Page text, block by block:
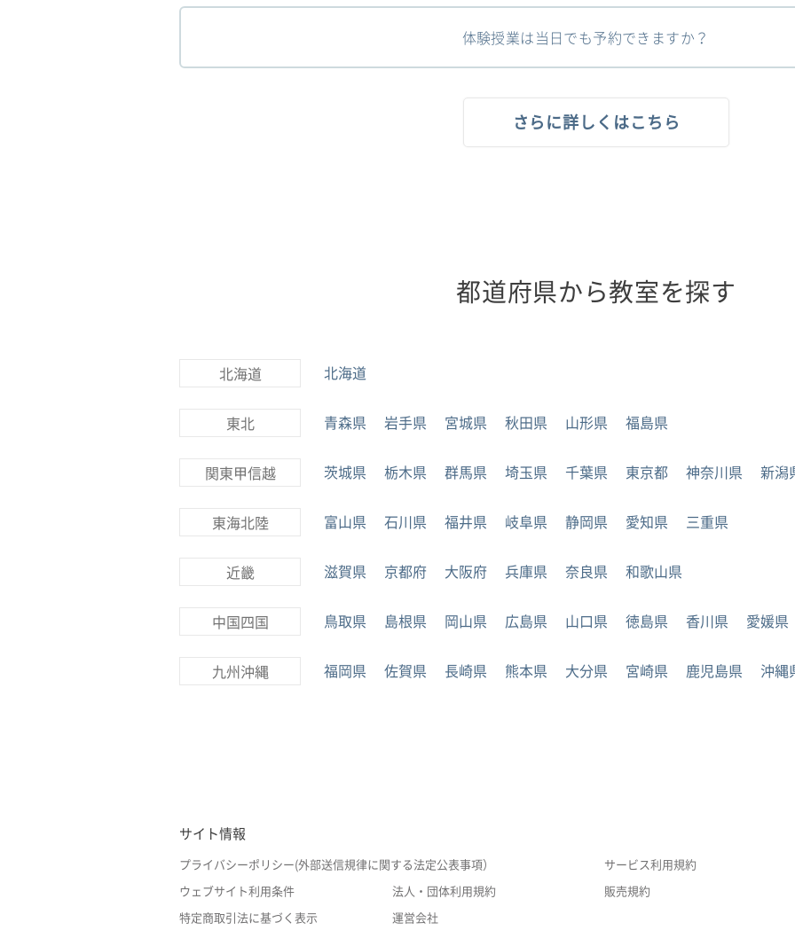
体験授業は当日でも予約できますか？
さらに詳しくはこちら
都道府県から教室を探す
北海道 北海道
東北 青森県 岩手県 宮城県 秋田県 山形県 福島県
関東甲信越 茨城県 栃木県 群馬県 埼玉県 千葉県 東京都 神奈川県 新潟
東海北陸 富山県 石川県 福井県 岐阜県 静岡県 愛知県 三重県
近畿 滋賀県 京都府 大阪府 兵庫県 奈良県 和歌山県
中国四国 鳥取県 島根県 岡山県 広島県 山口県 徳島県 香川県 愛媛県
九州沖縄 福岡県 佐賀県 長崎県 熊本県 大分県 宮崎県 鹿児島県 沖縄
サイト情報
プライバシーポリシー(外部送信規律に関する法定公表事項） サービス利用規約
ウェブサイト利用条件 法人・団体利用規約 販売規約
特定商取引法に基づく表示 運営会社